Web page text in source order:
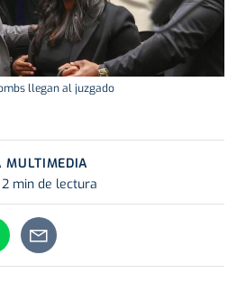
llegan al juzgado
MULTIMEDIA
2 min de lectura